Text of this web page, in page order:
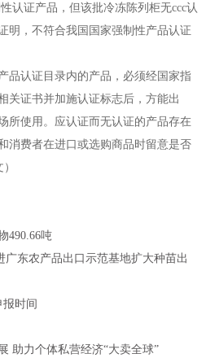
认证产品，但该批冷冻陈列柜无ccc认
明，不符合我国国家强制性产品认证
品认证目录内的产品，必须经国家指
关证书并加施认证标志后，方能出
所使用。应认证而无认证的产品存在
消费者在进口或选购商品时留意是否
490.66吨
东农产品出口示范基地扩大种苗出
报时间
助力个体私营经济“大卖全球”